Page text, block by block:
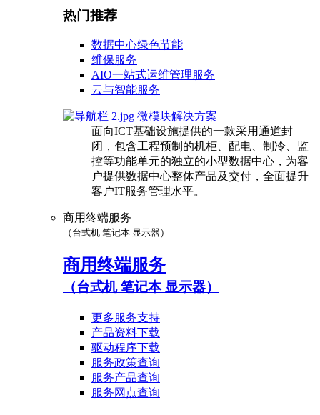
热门推荐
数据中心绿色节能
维保服务
AIO一站式运维管理服务
云与智能服务
微模块解决方案
面向ICT基础设施提供的一款采用通道封
闭，包含工程预制的机柜、配电、制冷、监
控等功能单元的独立的小型数据中心，为客
户提供数据中心整体产品及交付，全面提升
客户IT服务管理水平。
商用终端服务
（台式机 笔记本 显示器）
商用终端服务
（台式机 笔记本 显示器）
更多服务支持
产品资料下载
驱动程序下载
服务政策查询
服务产品查询
服务网点查询